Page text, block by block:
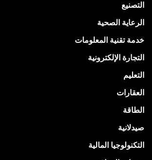
التصنيع
الرعاية الصحية
خدمة تقنية المعلومات
التجارة الإلكترونية
التعليم
العقارات
الطاقة
صيدلانية
التكنولوجيا المالية